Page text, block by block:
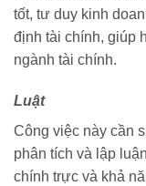
tốt, tư duy kinh
định tài chính, giúp
ngành tài chính.
Luật
Công việc này cần
phân tích và lập
chính trực và khả